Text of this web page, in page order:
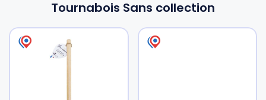
Tournabois Sans collection